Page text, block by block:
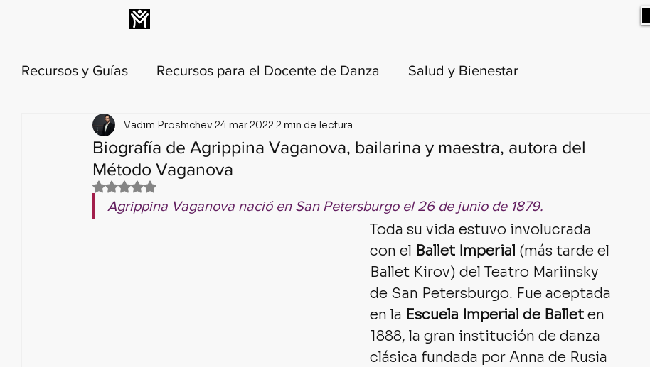
Recursos y Guías Recursos para el Docente de Danza Salud y Bienestar
Técnica y metodología de la danza Historia del ballet y de la danza
Anatomía y biomecánica de danza
Ballet para adultos y principiantes KinesisLab
Biografía de Agrippina Vaganova, bailarina y maestra, autora del
Método Vaganova
Vadim Proshichev 24 mar 2022 2 min de lectura
Obtuvo NaN de 5 estrellas.
Agrippina Vaganova nació en San Petersburgo el 26 de junio de 1879.
Toda su vida estuvo involucrada
con el Ballet Imperial (más tarde el
Ballet Kirov) del Teatro Mariinsky
de San Petersburgo. Fue aceptada
en la Escuela Imperial de Ballet en
1888, la gran institución de danza
clásica fundada por Anna de Rusia